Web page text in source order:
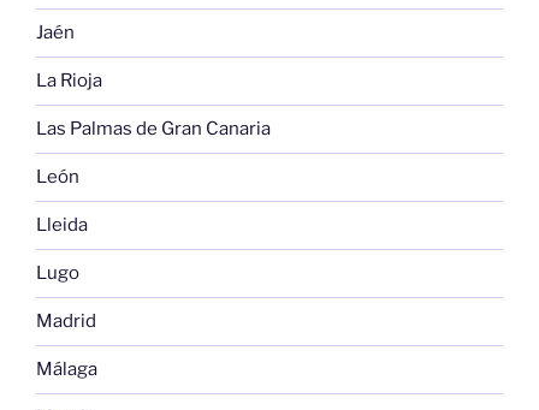
Jaén
La Rioja
Las Palmas de Gran Canaria
León
Lleida
Lugo
Madrid
Málaga